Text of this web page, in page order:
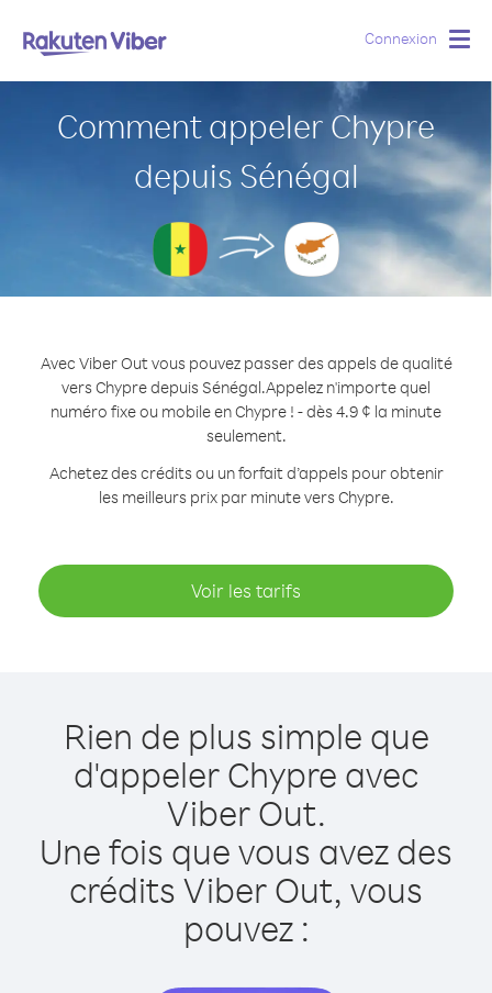
Connexion
Comment appeler Chypre
depuis Sénégal
Avec Viber Out vous pouvez passer des appels de qualité
vers Chypre depuis Sénégal.Appelez n'importe quel
numéro fixe ou mobile en Chypre ! - dès 4.9 ¢ la minute
seulement.
Achetez des crédits ou un forfait d’appels pour obtenir
les meilleurs prix par minute vers Chypre.
Voir les tarifs
Rien de plus simple que
d'appeler Chypre avec
Viber Out.
Une fois que vous avez des
crédits Viber Out, vous
pouvez :